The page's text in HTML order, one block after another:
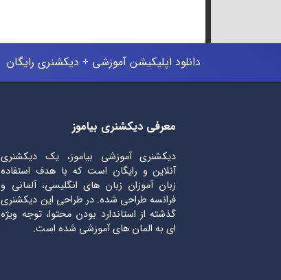
دانلود اپلیکیشن آموزشی + دیکشنری رایگان
معرفی دیکشنری بیاموز
دیکشنری آموزشی بیاموز، یک دیکشنری
آنلاین و رایگان است که با هدف استفاده
زبان آموزان زبان های انگلیسی، آلمانی و
فرانسه طراحی شده. در طراحی این دیکشنری
گذشته از استاندارد بودن محتوا، توجه ویژه
ای به المان های آموزشی شده است.